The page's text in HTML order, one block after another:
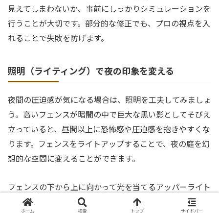
見えてしまわないか、事前にしっかりシミュレーションを
行うことが大切です。部分的な修正でも、プロの視点を入
れることで失敗を防げます。
照明（ライティング）で夜の印象を変える
夜間の圧迫感が気になる場合は、照明を工夫してみましょ
う。高いフェンスが暗闇の中で巨大な黒い影としてそびえ
立っていると、昼間以上に恐怖感や圧迫感を抱きやすくな
ります。フェンスをライトアップすることで、夜の庭を幻
想的な空間に変えることができます。
フェンスの下から上に向かって光を当てるアッパーライト
を設置すると、フェンスの表面に陰影が生まれ、奥行きが
ホーム 検索 トップ サイドバー